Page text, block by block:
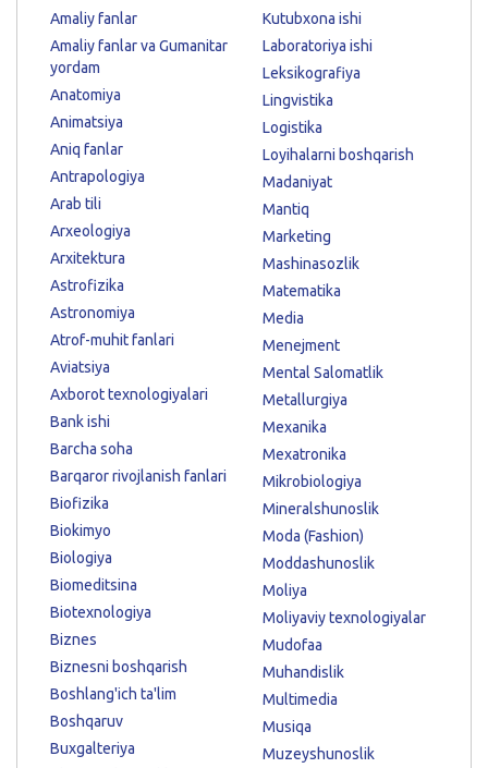
Amaliy fanlar
Amaliy fanlar va Gumanitar
yordam
Anatomiya
Animatsiya
Aniq fanlar
Antrapologiya
Arab tili
Arxeologiya
Arxitektura
Astrofizika
Astronomiya
Atrof-muhit fanlari
Aviatsiya
Axborot texnologiyalari
Bank ishi
Barcha soha
Barqaror rivojlanish fanlari
Biofizika
Biokimyo
Biologiya
Biomeditsina
Biotexnologiya
Biznes
Biznesni boshqarish
Boshlang'ich ta'lim
Boshqaruv
Buxgalteriya
Kutubxona ishi
Laboratoriya ishi
Leksikografiya
Lingvistika
Logistika
Loyihalarni boshqarish
Madaniyat
Mantiq
Marketing
Mashinasozlik
Matematika
Media
Menejment
Mental Salomatlik
Metallurgiya
Mexanika
Mexatronika
Mikrobiologiya
Mineralshunoslik
Moda (Fashion)
Moddashunoslik
Moliya
Moliyaviy texnologiyalar
Mudofaa
Muhandislik
Multimedia
Musiqa
Muzeyshunoslik